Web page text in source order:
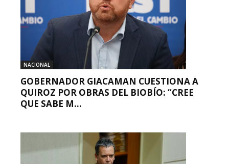
NACIONAL
GOBERNADOR GIACAMAN CUESTIONA A
QUIROZ POR OBRAS DEL BIOBÍO: “CREE
QUE SABE M...